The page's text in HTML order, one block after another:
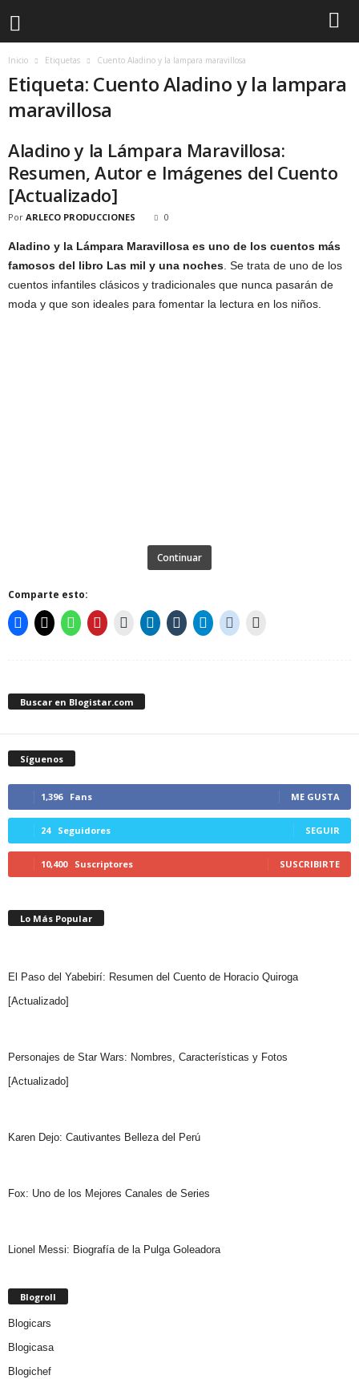
Inicio Etiquetas Cuento Aladino y la lampara maravillosa
Etiqueta: Cuento Aladino y la lampara
maravillosa
Aladino y la Lámpara Maravillosa:
Resumen, Autor e Imágenes del Cuento
[Actualizado]
Por ARLECO PRODUCCIONES 0
Aladino y la Lámpara Maravillosa es uno de los cuentos más
famosos del libro Las mil y una noches . Se trata de uno de los
cuentos infantiles clásicos y tradicionales que nunca pasarán de
moda y que son ideales para fomentar la lectura en los niños.
Continuar
Comparte esto:
Buscar en Blogistar.com
Síguenos
1,396 Fans ME GUSTA
24 Seguidores SEGUIR
10,400 Suscriptores SUSCRIBIRTE
Lo Más Popular
El Paso del Yabebirí: Resumen del Cuento de Horacio Quiroga
[Actualizado]
Personajes de Star Wars: Nombres, Características y Fotos
[Actualizado]
Karen Dejo: Cautivantes Belleza del Perú
Fox: Uno de los Mejores Canales de Series
Lionel Messi: Biografía de la Pulga Goleadora
Blogroll
Blogicars
Blogicasa
Blogichef